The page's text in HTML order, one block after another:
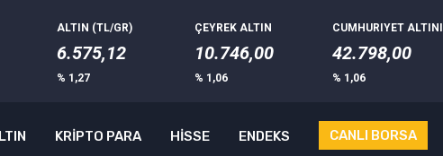
ALTIN (TL/GR)
6.575,12
% 1,27
ÇEYREK ALTIN
10.746,00
% 1,06
CUMHURIYET ALTINI
42.798,00
% 1,06
KRİPTO PARA HİSSE ENDEKS CANLI BORSA